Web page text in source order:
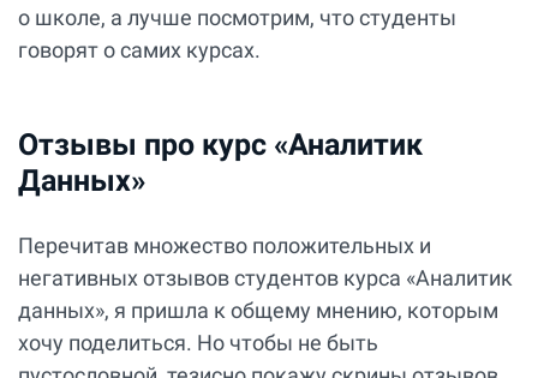
о школе, а лучше посмотрим, что студенты
говорят о самих курсах.
Отзывы про курс «Аналитик
Данных»
Перечитав множество положительных и
негативных отзывов студентов курса «Аналитик
данных», я пришла к общему мнению, которым
хочу поделиться. Но чтобы не быть